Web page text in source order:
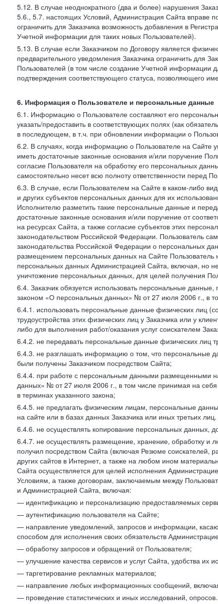
5.12. В случае неоднократного (два и более) нарушения
5.6., 5.7. настоящих Условий, Администрация Сайта вправе
ограничить для Заказчика возможность добавления в
Учетной информации для таких новых Пользователей).
5.13. В случае если Заказчиком по Договору является
предварительного уведомления Заказчика ограничить для
Пользователей (в том числе создание Учетной информации
подтверждения соответствующего статуса, позволяющего
6. Информация о Пользователе и персональные данные
6.1. Информацию о Пользователе составляют его
указать/предоставить в соответствующих полях (как
в последующем, в т.ч. при обновлении информации о
6.2. В случаях, когда информацию о Пользователе на Сайте
иметь достаточные законные основания и/или поручение
согласие Пользователя на обработку его персональных
самостоятельно несет всю полноту ответственности перед
6.3. В случае, если Пользователем на Сайте в каком-либо
и других субъектов персональных данных для их
Исполнителю разметить такие персональные данные и
достаточные законные основания и/или поручение от
на ресурсах Сайта, а также согласие субъектов этих
законодательством Российской Федерации. Пользователь
законодательства Российской Федерации о персональных
размещением персональных данных на Сайте Пользователь
персональных данных Администрацией Сайта, включая, но
уничтожение персональных данных, для целей получения
6.4. Заказчик обязуется использовать персональные
законом «О персональных данных» № от 27 июля 2006 г., в
6.4.1. использовать персональные данные физических лиц
трудоустройства этих физических лиц у Заказчика или у
либо для выполнения работ/оказания услуг соискателем
6.4.2. не передавать персональные данные физических лиц
6.4.3. не разглашать информацию о том, что персональные
были получены Заказчиком посредством Сайта;
6.4.4. при работе с персональным данными размещенными
данных» № от 27 июля 2006 г., в том числе принимая на
в терминах указанного закона;
6.4.5. не предлагать физическим лицам, персональные
на сайте или в базах данных Заказчика или иных третьих лиц.
6.4.6. не осуществлять копирование персональных данных,
6.4.7. не осуществлять размещение, хранение, обработку и
получил посредством Сайта (включая Резюме
других сайтов в Интернет, а также на любом ином
Сайта осуществляется для целей исполнения
Условиям, а также договорам, заключаемым между
и Администрацией Сайта, включая:
— идентификацию и персонализацию предоставляемых
— аутентификацию пользователя на Сайте;
— направление уведомлений, запросов и информации,
способом для исполнения своих обязательств
— обработку запросов и обращений от Пользователя;
— улучшение качества сервисов и услуг Сайта, удобства их
— таргетирование рекламных материалов;
— направление любых информационных сообщений,
— проведение статистических и иных исследований, опросов.